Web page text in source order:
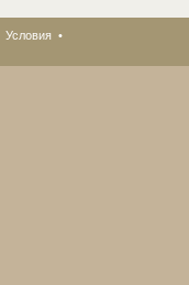
Условия •